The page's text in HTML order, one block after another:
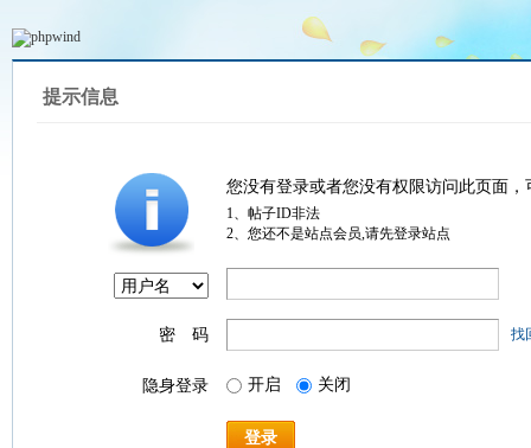
提示信息
您没有登录或者您没有权限访问此页面
1、帖子ID非法
2、您还不是站点会员,请先登录站点
密 码 找
隐身登录 开启 关闭
登录